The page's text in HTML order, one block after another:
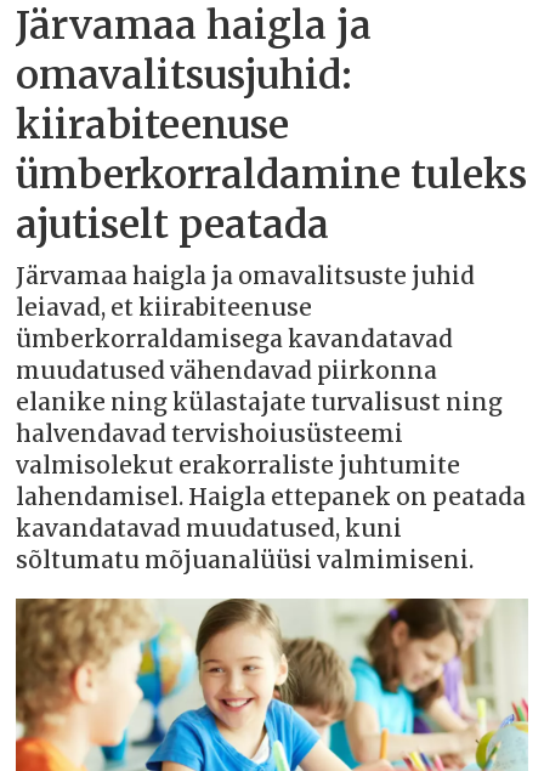
Järvamaa haigla ja
omavalitsusjuhid:
kiirabiteenuse
ümberkorraldamine tuleks
ajutiselt peatada
Järvamaa haigla ja omavalitsuste juhid
leiavad, et kiirabiteenuse
ümberkorraldamisega kavandatavad
muudatused vähendavad piirkonna
elanike ning külastajate turvalisust ning
halvendavad tervishoiusüsteemi
valmisolekut erakorraliste juhtumite
lahendamisel. Haigla ettepanek on peatada
kavandatavad muudatused, kuni
sõltumatu mõjuanalüüsi valmimiseni.